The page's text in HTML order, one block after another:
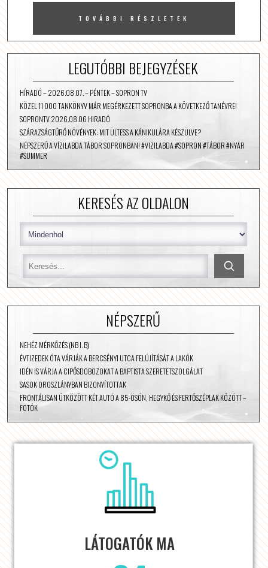
TOVÁBBI RÉSZLETEK
LEGUTÓBBI BEJEGYZÉSEK
HÍRADÓ – 2026.08.07. – PÉNTEK – SOPRON TV
KÖZEL 11 000 TANKÖNYV MÁR MEGÉRKEZETT SOPRONBA A KÖVETKEZŐ TANÉVRE!
SOPRONTV 2026.08.06 HIRADÓ
SZÁRAZSÁGTŰRŐ NÖVÉNYEK: MIT ÜLTESS A KÁNIKULÁRA KÉSZÜLVE?
NÉPSZERŰ A VÍZILABDA TÁBOR SOPRONBAN! #VIZILABDA #SOPRON #TÁBOR #NYÁR
#SUMMER
KERESÉS AZ OLDALON
NÉPSZERŰ
NEHÉZ MÉRKŐZÉS (NB I. B)
ÉVTIZEDEK ÓTA VÁRJÁK A BERCSÉNYI UTCA FELÚJÍTÁSÁT A LAKÓK
IDÉN IS VÁRJA A CIPŐSDOBOZOKAT A BAPTISTA SZERETETSZOLGÁLAT
SASOK OROSZLÁNYBAN BIZONYÍTOTTAK
FRONTÁLISAN ÜTKÖZÖTT KÉT AUTÓ A 85-ÖSÖN, HEGYKŐ ÉS FERTŐSZÉPLAK KÖZÖTT –
FOTÓK
LÁTOGATÓK MA